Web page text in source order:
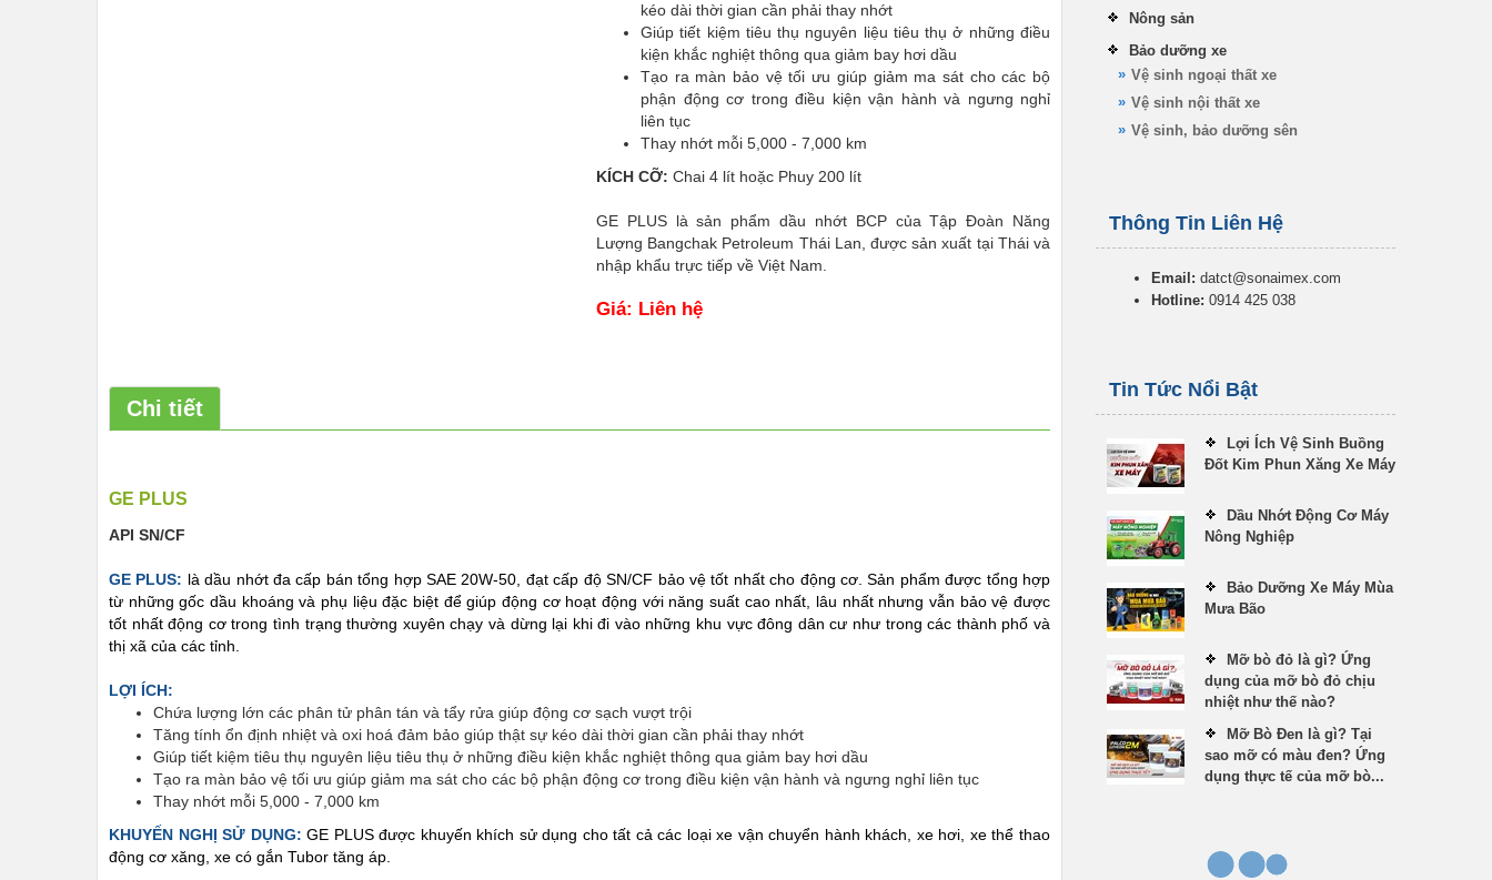
kéo dài thời gian cần phải thay nhớt
Giúp tiết kiệm tiêu thụ nguyên liệu tiêu thụ ở những điều
kiện khắc nghiệt thông qua giảm bay hơi dầu
Tạo ra màn bảo vệ tối ưu giúp giảm ma sát cho các bộ
phận động cơ trong điều kiện vận hành và ngưng nghỉ
liên tục
Thay nhớt mỗi 5,000 - 7,000 km
KÍCH CỠ: Chai 4 lít hoặc Phuy 200 lít
GE PLUS là sản phẩm dầu nhớt BCP của Tập Đoàn Năng
Lượng Bangchak Petroleum Thái Lan, được sản xuất tại Thái và
nhập khẩu trực tiếp về Việt Nam.
Giá: Liên hệ
Chi tiết
GE PLUS
API SN/CF
GE PLUS: là dầu nhớt đa cấp bán tổng hợp SAE 20W-50, đạt cấp độ SN/CF bảo vệ tốt nhất cho động cơ. Sản phẩm được tổng hợp
từ những gốc dầu khoáng và phụ liệu đặc biệt để giúp động cơ hoạt động với năng suất cao nhất, lâu nhất nhưng vẫn bảo vệ được
tốt nhất động cơ trong tình trạng thường xuyên chạy và dừng lại khi đi vào những khu vực đông dân cư như trong các thành phố và
thị xã của các tỉnh.
LỢI ÍCH:
Chứa lượng lớn các phân tử phân tán và tẩy rửa giúp động cơ sạch vượt trội
Tăng tính ổn định nhiệt và oxi hoá đảm bảo giúp thật sự kéo dài thời gian cần phải thay nhớt
Giúp tiết kiệm tiêu thụ nguyên liệu tiêu thụ ở những điều kiện khắc nghiệt thông qua giảm bay hơi dầu
Tạo ra màn bảo vệ tối ưu giúp giảm ma sát cho các bộ phận động cơ trong điều kiện vận hành và ngưng nghỉ liên tục
Thay nhớt mỗi 5,000 - 7,000 km
KHUYẾN NGHỊ SỬ DỤNG:GE PLUS được khuyến khích sử dụng cho tất cả các loại xe vận chuyển hành khách, xe hơi, xe thể thao
động cơ xăng, xe có gắn Tubor tăng áp.
Nông sản
Bảo dưỡng xe
Vệ sinh ngoại thất xe
Vệ sinh nội thất xe
Vệ sinh, bảo dưỡng sên
Thông Tin Liên Hệ
Email: datct@sonaimex.com
Hotline: 0914 425 038
Tin Tức Nổi Bật
Lợi Ích Vệ Sinh Buồng
Đốt Kim Phun Xăng Xe Máy
Dầu Nhớt Động Cơ Máy
Nông Nghiệp
Bảo Dưỡng Xe Máy Mùa
Mưa Bão
Mỡ bò đỏ là gì? Ứng
dụng của mỡ bò đỏ chịu
nhiệt như thế nào?
Mỡ Bò Đen là gì? Tại
sao mỡ có màu đen? Ứng
dụng thực tế của mỡ bò...